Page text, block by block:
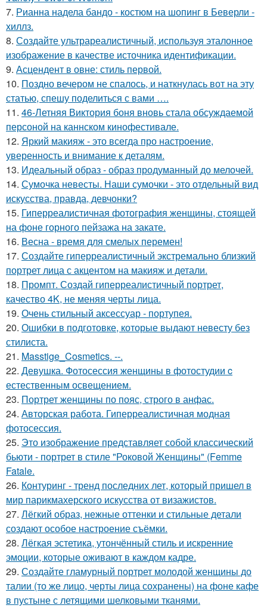
7. Рианна надела бандо - костюм на шопинг в Беверли -
хиллз.
8. Создайте ультрареалистичный, используя эталонное
изображение в качестве источника идентификации.
9. Асцендент в овне: стиль первой.
10. Поздно вечером не спалось, и наткнулась вот на эту
статью, спешу поделиться с вами ….
11. 46-Летняя Виктория боня вновь стала обсуждаемой
персоной на каннском кинофестивале.
12. Яркий макияж - это всегда про настроение,
уверенность и внимание к деталям.
13. Идеальный образ - образ продуманный до мелочей.
14. Сумочка невесты. Наши сумочки - это отдельный вид
искусства, правда, девчонки?
15. Гиперреалистичная фотография женщины, стоящей
на фоне горного пейзажа на закате.
16. Весна - время для смелых перемен!
17. Создайте гиперреалистичный экстремально близкий
портрет лица с акцентом на макияж и детали.
18. Промпт. Создай гиперреалистичный портрет,
качество 4K, не меняя черты лица.
19. Очень стильный аксессуар - портупея.
20. Ошибки в подготовке, которые выдают невесту без
стилиста.
21. Masstige_Cosmetics. --.
22. Девушка. Фотосессия женщины в фотостудии c
естественным освещением.
23. Портрет женщины по пояс, строго в анфас.
24. Авторская работа. Гиперреалистичная модная
фотосессия.
25. Это изображение представляет собой классический
бьюти - портрет в стиле "Роковой Женщины" (Femme
Fatale.
26. Контуринг - тренд последних лет, который пришел в
мир парикмахерского искусства от визажистов.
27. Лёгкий образ, нежные оттенки и стильные детали
создают особое настроение съёмки.
28. Лёгкая эстетика, утончённый стиль и искренние
эмоции, которые оживают в каждом кадре.
29. Создайте гламурный портрет молодой женщины до
талии (то же лицо, черты лица сохранены) на фоне кафе
в пустыне с летящими шелковыми тканями.